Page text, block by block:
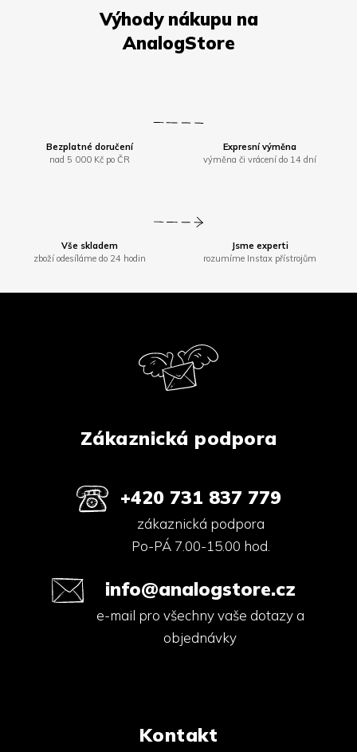
Bezplatné doručení
nad 5 000 Kč po ČR
Expresní výměna
výměna či vrácení do 14 dní
Vše skladem
zboží odesíláme do 24 hodin
Jsme experti
rozumíme Instax přístrojům
Zákaznická podpora
+420 731 837 779
zákaznická podpora
Po-PÁ 7.00-15.00 hod.
info@analogstore.cz
e-mail pro všechny vaše dotazy a
objednávky
Kontakt